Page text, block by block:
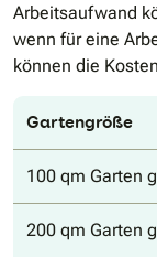
Arbeitsaufwand
wenn für eine
können die
Gartengröße
100 qm Garten
200 qm Garten